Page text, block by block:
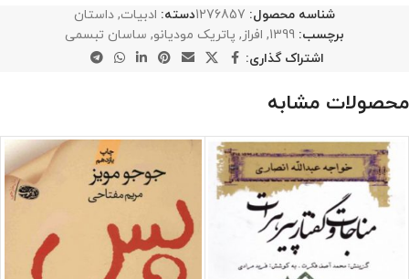
شناسه محصول: 1276857دسته: ادبیات, داستان
برچسب: 1399
, افراز, پاتریک مودیانو, ساسان تبسمی
اشتراک گذاری:
محصولات مشابه